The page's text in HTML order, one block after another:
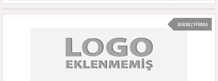
BRONZ FİRMA